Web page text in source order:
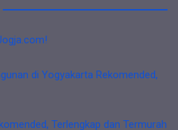
di Yogyakarta Rekomended,
Terlengkap dan Termurah